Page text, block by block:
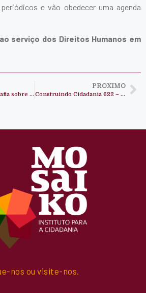
e vão obedecer uma agenda
serviço dos Direitos Humanos em
Concurso de fotografia sobre Direitos Humanos
PROXIMO
Construindo Cidadania 622 – Mémorias Mosaiko 20 anos ao serviço dos Direitos Humanos em Angola.
nos ou visite-nos.